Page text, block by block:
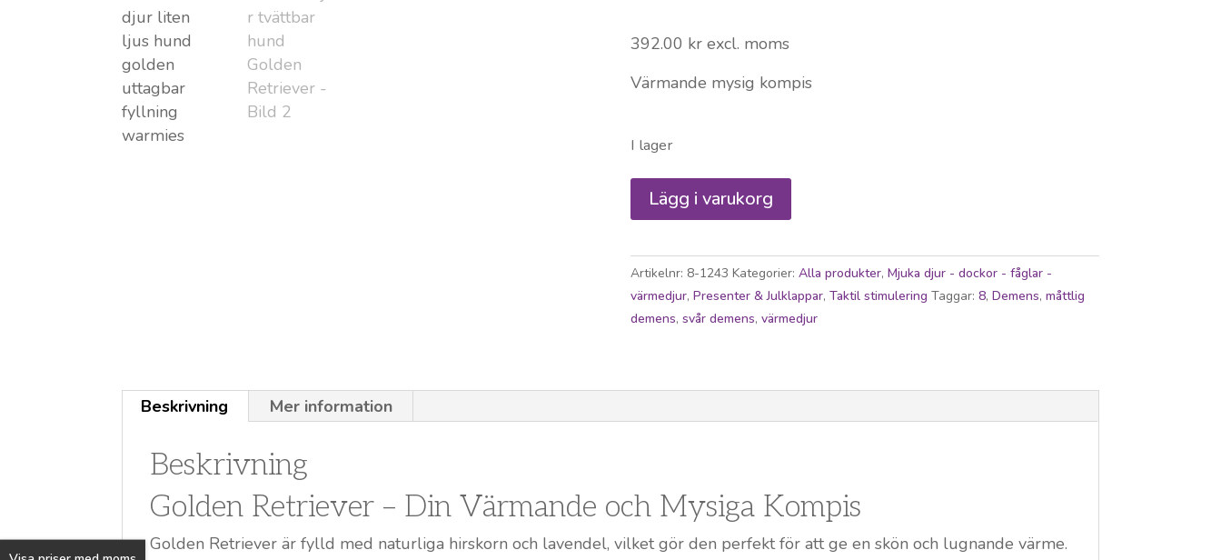
392.00 krexcl. moms
Värmande mysig kompis
I lager
Värmedjur
tvättbar
Golden
Retriever
mängd
Lägg i varukorg
Artikelnr: 8-1243 Kategorier: Alla produkter, Mjuka djur - dockor - fåglar -
värmedjur, Presenter & Julklappar, Taktil stimulering Taggar: 8, Demens, måttlig
demens, svår demens, värmedjur
Beskrivning Mer information
Beskrivning
Golden Retriever – Din Värmande och Mysiga Kompis
Golden Retriever är fylld med naturliga hirskorn och lavendel, vilket gör den perfekt för att ge en skön och lugnande värme.